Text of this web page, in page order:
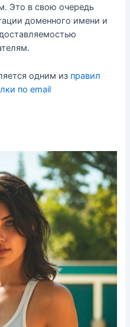
Это в свою очередь
доменного имени и
одним из правил
по email